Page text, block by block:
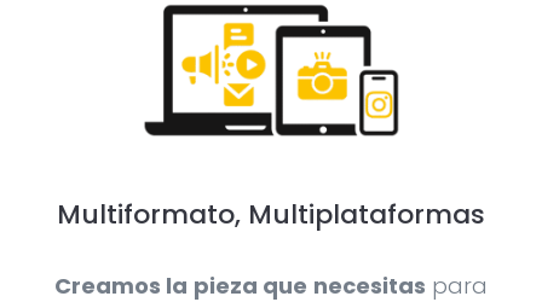
Multiformato, Multiplataformas
Creamos la pieza que necesitas para